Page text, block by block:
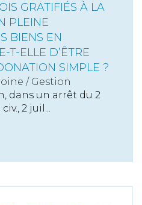
GRATIFIÉS À LA
PLEINE
BIENS EN
T-ELLE D’ÊTRE
SIMPLE ?
/ Gestion
dans un arrêt du 2
2 juil...